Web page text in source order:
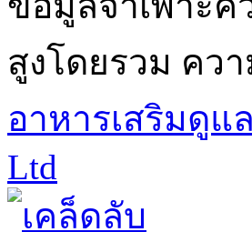
สูงโดยรวม คว
อาหารเสริมดูแ
Ltd